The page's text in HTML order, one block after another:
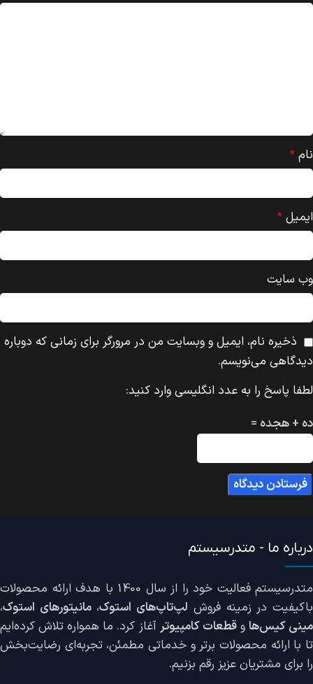
نام *
ایمیل *
وب‌ سایت
ذخیره نام، ایمیل و وبسایت من در مرورگر برای زمانی که دوباره
دیدگاهی می‌نویسم.
لطفا پاسخ را به عدد انگلیسی وارد کنید:
ده + هجده =
درباره ما - متدرسیستم
متدرسیستم فعالیت خود را از سال 1400 با هدف ارائه محصولات
باکیفیت در زمینه فروش لپ‌تاپ‌های استوک،مانیتورهای استوک،
مینی کیس‌هاوقطعات کامپیوترآغاز کرد. ما همواره تلاش کرده‌ایم
تا با ارائه محصولات برتر و خدماتی مطمئن، تجربه‌ای رضایت‌بخش
را برای مشتریان عزیز رقم بزنیم.